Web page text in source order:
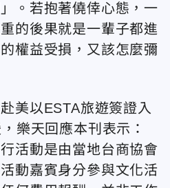
。若抱著僥倖心態，一
的後果就是一輩子都進
權益受損，又該怎麼彌
美以ESTA旅遊簽證入
樂天回應本刊表示：
活動是由當地台商協會
動嘉賓身分參與文化活